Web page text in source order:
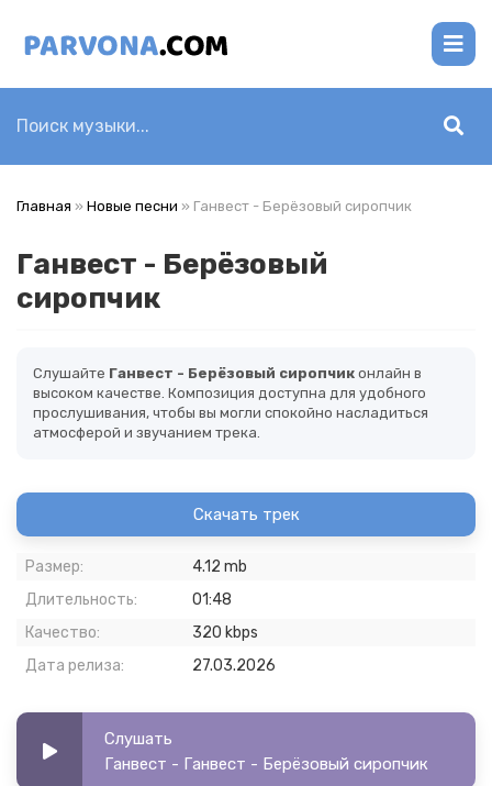
Главная » Новые песни » Ганвест - Берёзовый сиропчик
Ганвест - Берёзовый
сиропчик
Слушайте Ганвест - Берёзовый сиропчик онлайн в
высоком качестве. Композиция доступна для удобного
прослушивания, чтобы вы могли спокойно насладиться
атмосферой и звучанием трека.
Скачать трек
Размер:
4.12 mb
Длительность:
01:48
Качество:
320 kbps
Дата релиза:
27.03.2026
Слушать
Ганвест - Ганвест - Берёзовый сиропчик